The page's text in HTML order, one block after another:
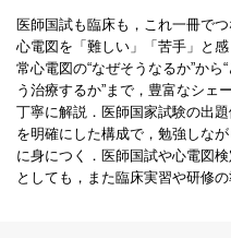
医師国試も臨床も，これ一冊でつ
心電図を「難しい」「苦手」と
常心電図の“なぜそうなるか”から
う治療するか”まで，豊富なシェ
丁寧に解説．医師国家試験の出
を明確にした構成で，勉強しな
に身につく．医師国試や心電図
としても，また臨床実習や研修